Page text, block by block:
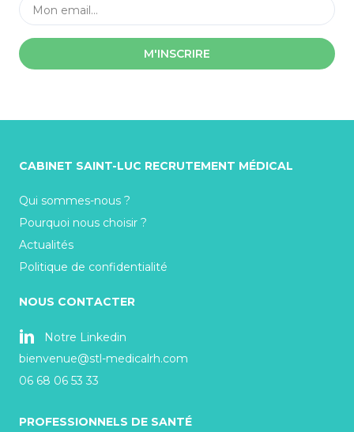
M'INSCRIRE
CABINET SAINT-LUC RECRUTEMENT MÉDICAL
Qui sommes-nous ?
Pourquoi nous choisir ?
Actualités
Politique de confidentialité
NOUS CONTACTER
Notre Linkedin
bienvenue@stl-medicalrh.com
06 68 06 53 33
PROFESSIONNELS DE SANTÉ